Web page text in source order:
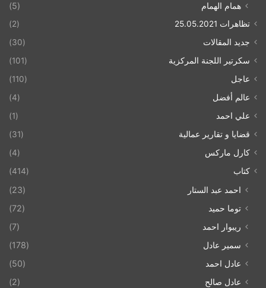
همام الهمام (5)
تظاهرات 25.05.2021
(2)
جديد المقالات
(30)
سكرتير اللجنة المركزية
(101)
عاجل
(110)
عالم أفضل
(4)
علي احمد
(1)
قضايا و تقارير عمالية
(31)
كارل ماركس
(4)
كتاب
(414)
احمد عبد الستار
(23)
توما حميد
(72)
ريبوار احمد
(7)
سمير عادل
(178)
عادل احمد
(50)
عادل صالح
(2)